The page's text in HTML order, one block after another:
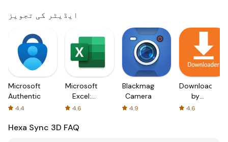
ایڈیٹر کی تجویز
Microsoft
Authenticator
4.4
Microsoft
Excel:
Spreadsheets
4.6
Blackmagic
Camera
4.9
Downloader
by
AFTVnews
4.6
Hexa Sync 3D FAQ